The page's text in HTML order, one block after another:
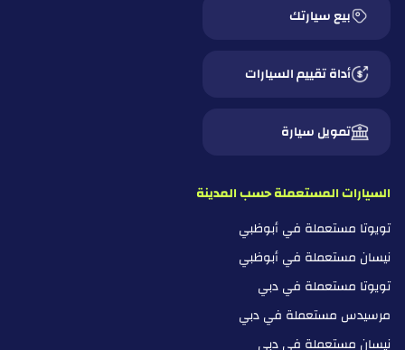
بيع سيارتك
أداة تقييم السيارات
تمويل سيارة
السيارات المستعملة حسب المدينة
تويوتا مستعملة في أبوظبي
نيسان مستعملة في أبوظبي
تويوتا مستعملة في دبي
مرسيدس مستعملة في دبي
نيسان مستعملة في دبي